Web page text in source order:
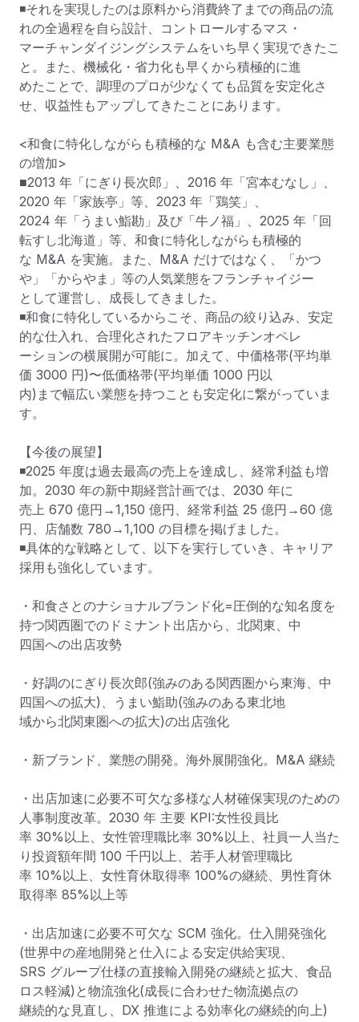
◾それを実現したのは原料から消費終了までの商品の流
れの全過程を自ら設計、コントロールするマス・
マーチャンダイジングシステムをいち早く実現できたこ
と。また、機械化・省力化も早くから積極的に進
めたことで、調理のプロが少なくても品質を安定化さ
せ、収益性もアップしてきたことにあります。
<和食に特化しながらも積極的な M&A も含む主要業態
の増加>
■2013 年「にぎり⻑次郎」、2016 年「宮本むなし」、
2020 年「家族亭」等、2023 年「鶏笑」、
2024 年「うまい鮨勘」及び「牛ノ福」、2025 年「回
転すし北海道」等、和食に特化しながらも積極的
な M&A を実施。また、M&A だけではなく、「かつ
や」「からやま」等の人気業態をフランチャイジー
として運営し、成⻑してきました。
◾和食に特化しているからこそ、商品の絞り込み、安定
的な仕入れ、合理化されたフロアキッチンオペレ
ーションの横展開が可能に。加えて、中価格帯(平均単
価 3000 円)〜低価格帯(平均単価 1000 円以
内)まで幅広い業態を持つことも安定化に繋がっていま
す。
【今後の展望】
◾2025 年度は過去最高の売上を達成し、経常利益も増
加。2030 年の新中期経営計画では、2030 年に
売上 670 億円→1,150 億円、経常利益 25 億円→60 億
円、店舗数 780→1,100 の目標を掲げました。
◾具体的な戦略として、以下を実行していき、キャリア
採用も強化しています。
・和食さとのナショナルブランド化=圧倒的な知名度を
持つ関⻄圏でのドミナント出店から、北関東、中
四国への出店攻勢
・好調のにぎり⻑次郎(強みのある関⻄圏から東海、中
四国への拡大)、うまい鮨助(強みのある東北地
域から北関東圏への拡大)の出店強化
・新ブランド、業態の開発。海外展開強化。M&A 継続
・出店加速に必要不可欠な多様な人材確保実現のための
人事制度改革。2030 年 主要 KPI:女性役員比
率 30%以上、女性管理職比率 30%以上、社員一人当た
り投資額年間 100 千円以上、若手人材管理職比
率 10%以上、女性育休取得率 100%の継続、男性育休
取得率 85%以上等
・出店加速に必要不可欠な SCM 強化。仕入開発強化
(世界中の産地開発と仕入による安定供給実現、
SRS グループ仕様の直接輸入開発の継続と拡大、食品
ロス軽減)と物流強化(成⻑に合わせた物流拠点の
継続的な見直し、DX 推進による効率化の継続的向上)